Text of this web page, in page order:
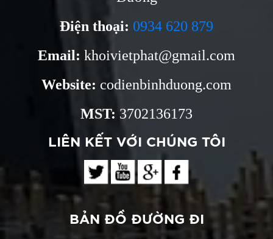
Điện thoại: 0934 620 879
Email: khoivietphat@gmail.com
Website: codienbinhduong.com
MST: 3702136173
LIÊN KẾT VỚI CHÚNG TÔI
BẢN ĐỒ ĐƯỜNG ĐI